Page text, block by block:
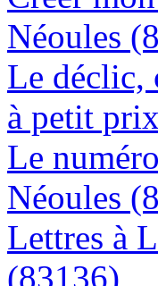
Néoules
Le déclic,
à petit
Le
Néoules
Lettres à
(83136)